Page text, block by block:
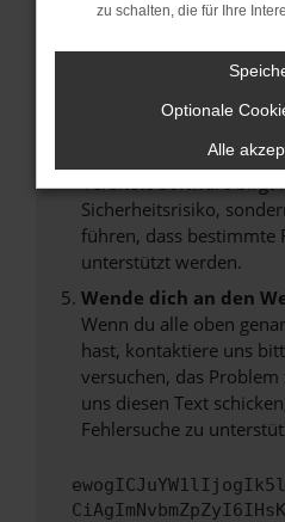
Starte dein Gerät neu.
Probleme zu beheben.
Stelle sicher, dass
Veraltete Software birgt
Sicherheitsrisiko,
führen, dass bestimmte
unterstützt werden.
Wende dich an den
Wenn du alle oben
hast, kontaktiere uns
versuchen, das
uns diesen Text
Fehlersuche zu
zu schalten, die für Ihre
Optionale
Alle